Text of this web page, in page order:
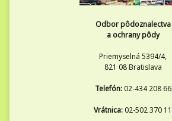
Odbor pôdoznalectva
a ochrany pôdy
Priemyselná 5394/4,
821 08 Bratislava
Telefón:02-434 208 66
Vrátnica:02-502 370 11